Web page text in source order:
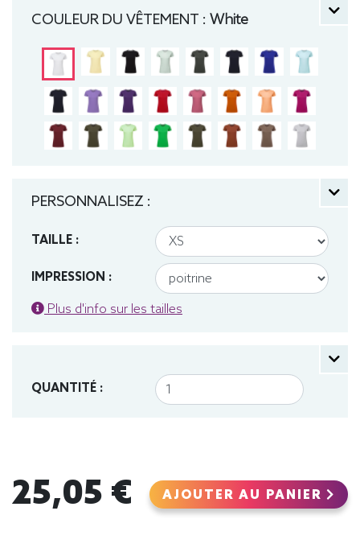
COULEUR DU VÊTEMENT : White
PERSONNALISEZ :
TAILLE :
IMPRESSION :
Plus d'info sur les tailles
QUANTITÉ :
25,05 € AJOUTER AU PANIER